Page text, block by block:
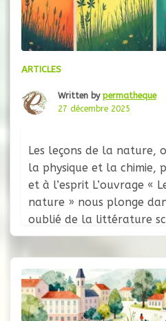
ARTICLES
Written by permatheque
27 décembre 2025
Les leçons de la nature,
la physique et la chimie,
et à l’esprit L’ouvrage «
nature » nous plonge
oublié de la littérature
Alors qu’ un érudit du
l’émerveillement… Quand